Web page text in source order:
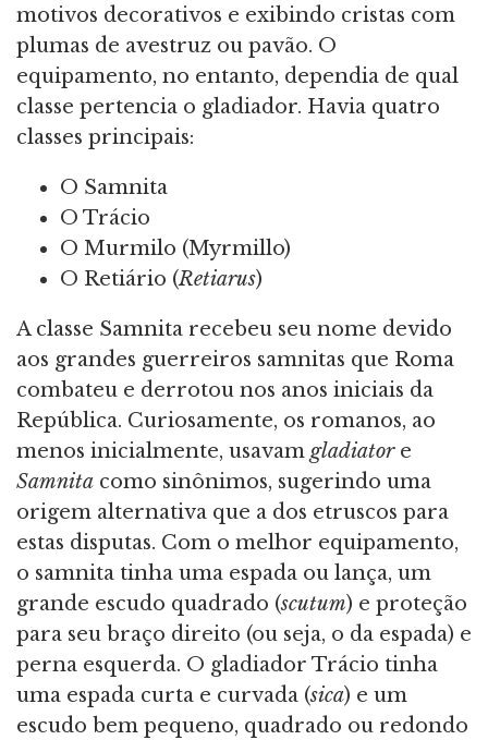
motivos decorativos e exibindo cristas com
plumas de avestruz ou pavão. O
equipamento, no entanto, dependia de qual
classe pertencia o gladiador. Havia quatro
classes principais:
O Samnita
O Trácio
O Murmilo (Myrmillo)
O Retiário (Retiarus)
A classe Samnita recebeu seu nome devido
aos grandes guerreiros samnitas que Roma
combateu e derrotou nos anos iniciais da
República. Curiosamente, os romanos, ao
menos inicialmente, usavam gladiatore
Samnita como sinônimos, sugerindo uma
origem alternativa que a dos etruscos para
estas disputas. Com o melhor equipamento,
o samnita tinha uma espada ou lança, um
grande escudo quadrado (scutum) e proteção
para seu braço direito (ou seja, o da espada) e
perna esquerda. O gladiador Trácio tinha
uma espada curta e curvada (sica) e um
escudo bem pequeno, quadrado ou redondo